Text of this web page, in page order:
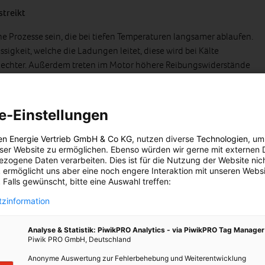
Prozesse sein, die bei tiefen Temperaturen langsamer ablaufen.
welche die Ladungen leitet, diese wird bei Kälte
Außerdem treten im Motor höhere Reibungswiderstände
und die Verbrennung schlechter, wodurch zum Starten
im Winter die Elektrofahrzeuge. Auch die rein vom
bei kalten Temperaturen nahezu die Hälfte ihrer
gar nicht in Betrieb genommen werden. Wenn das Elektrolyt
im Lithium-Ionen-Akku steht bei der Leistung auf
und feststellen lassen, ob die Kapazität noch zum Starten bei
das Pannenrisiko für die Technik im Fahrzeug zu minimieren,
zusätzliche Stromfresser ausschalten, schwache Batterien
Einstellungen
Energie Vertrieb GmbH & Co KG, nutzen diverse Technologien,
Website zu ermöglichen. Ebenso würden wir gerne mit externen
Daten verarbeiten. Dies ist für die Nutzung der Website
ermöglicht uns aber eine noch engere Interaktion mit unseren
Falls gewünscht, bitte eine Auswahl treffen:
Analyse & Statistik: PiwikPRO Analytics - via PiwikPRO Tag Manager
Piwik PRO GmbH, Deutschland
Anonyme Auswertung zur Fehlerbehebung und Weiterentwicklung